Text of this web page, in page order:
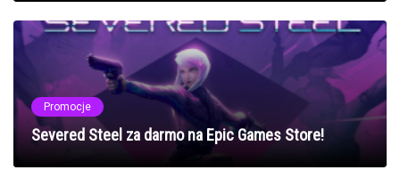
Promocje
Severed Steel za darmo na Epic Games Store!